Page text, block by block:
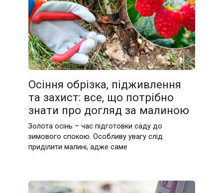
Осіння обрізка, підживлення
та захист: все, що потрібно
знати про догляд за малиною
Золота осінь – час підготовки саду до
зимового спокою. Особливу увагу слід
приділити малині, адже саме